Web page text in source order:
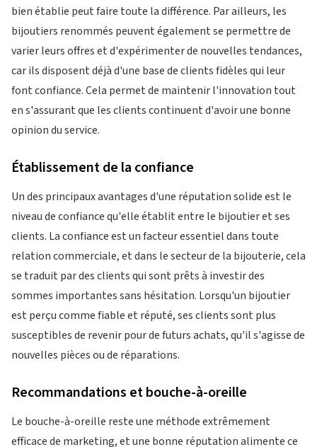
bien établie peut faire toute la différence. Par ailleurs, les
bijoutiers renommés peuvent également se permettre de
varier leurs offres et d'expérimenter de nouvelles tendances,
car ils disposent déjà d'une base de clients fidèles qui leur
font confiance. Cela permet de maintenir l'innovation tout
en s'assurant que les clients continuent d'avoir une bonne
opinion du service.
Établissement de la confiance
Un des principaux avantages d'une réputation solide est le
niveau de confiance qu'elle établit entre le bijoutier et ses
clients. La confiance est un facteur essentiel dans toute
relation commerciale, et dans le secteur de la bijouterie, cela
se traduit par des clients qui sont prêts à investir des
sommes importantes sans hésitation. Lorsqu'un bijoutier
est perçu comme fiable et réputé, ses clients sont plus
susceptibles de revenir pour de futurs achats, qu'il s'agisse de
nouvelles pièces ou de réparations.
Recommandations et bouche-à-oreille
Le bouche-à-oreille reste une méthode extrêmement
efficace de marketing, et une bonne réputation alimente ce